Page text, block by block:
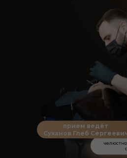
прием ведёт
Суханов Глеб